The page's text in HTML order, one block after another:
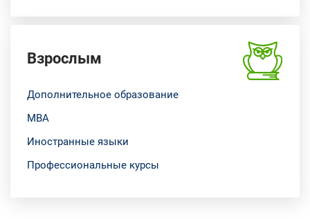
Взрослым
Дополнительное образование
МВА
Иностранные языки
Профессиональные курсы